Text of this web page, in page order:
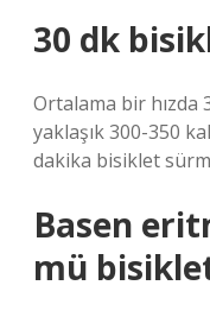
30 dk
Ortalama bir hızda
yaklaşık 300-350
dakika bisiklet
Basen
mü